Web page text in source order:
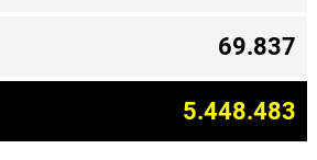
69.837
5.448.483